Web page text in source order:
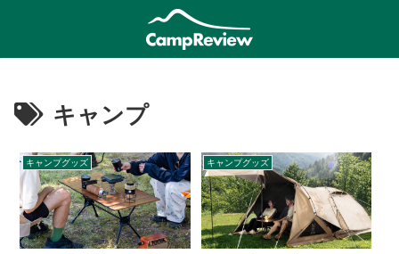
キャンプ
キャンプグッズ キャンプグッズ